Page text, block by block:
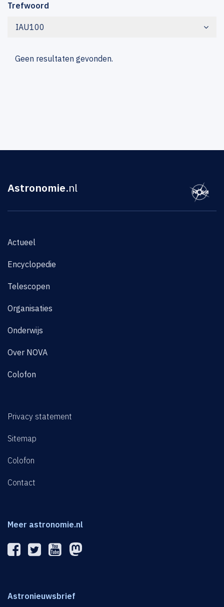
Trefwoord
IAU100
Geen resultaten gevonden.
Astronomie.nl
Actueel
Encyclopedie
Telescopen
Organisaties
Onderwijs
Over NOVA
Colofon
Privacy statement
Sitemap
Colofon
Contact
Meer astronomie.nl
Astronieuwsbrief